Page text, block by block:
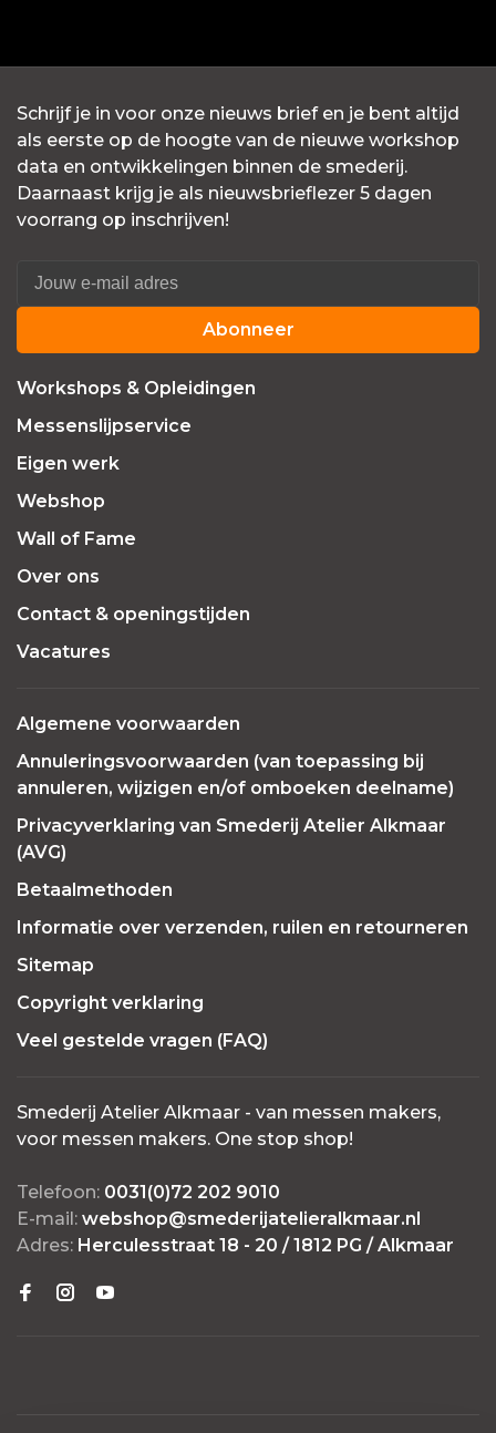
Schrijf je in voor onze nieuws brief en je bent altijd
als eerste op de hoogte van de nieuwe workshop
data en ontwikkelingen binnen de smederij.
Daarnaast krijg je als nieuwsbrieflezer 5 dagen
voorrang op inschrijven!
Abonneer
Workshops & Opleidingen
Messenslijpservice
Eigen werk
Webshop
Wall of Fame
Over ons
Contact & openingstijden
Vacatures
Algemene voorwaarden
Annuleringsvoorwaarden (van toepassing bij
annuleren, wijzigen en/of omboeken deelname)
Privacyverklaring van Smederij Atelier Alkmaar
(AVG)
Betaalmethoden
Informatie over verzenden, ruilen en retourneren
Sitemap
Copyright verklaring
Veel gestelde vragen (FAQ)
Smederij Atelier Alkmaar - van messen makers,
voor messen makers. One stop shop!
Telefoon: 0031(0)72 202 9010
E-mail: webshop@smederijatelieralkmaar.nl
Adres: Herculesstraat 18 - 20 / 1812 PG / Alkmaar